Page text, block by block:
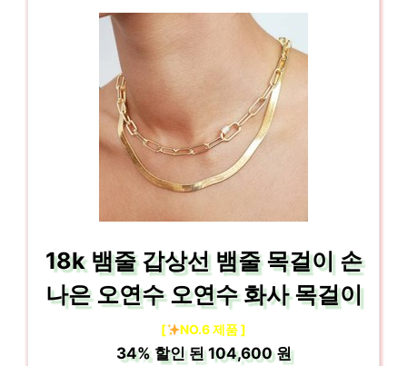
18k 뱀줄 갑상선 뱀줄 목걸이 손
나은 오연수 오연수 화사 목걸이
[ NO.6 제품 ]
34%할인 된104,600 원